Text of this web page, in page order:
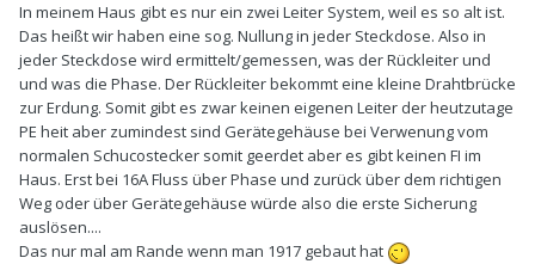
In meinem Haus gibt es nur ein zwei Leiter System, weil es so alt ist.
Das heißt wir haben eine sog. Nullung in jeder Steckdose. Also in
jeder Steckdose wird ermittelt/gemessen, was der Rückleiter und
und was die Phase. Der Rückleiter bekommt eine kleine Drahtbrücke
zur Erdung. Somit gibt es zwar keinen eigenen Leiter der heutzutage
PE heit aber zumindest sind Gerätegehäuse bei Verwenung vom
normalen Schucostecker somit geerdet aber es gibt keinen FI im
Haus. Erst bei 16A Fluss über Phase und zurück über dem richtigen
Weg oder über Gerätegehäuse würde also die erste Sicherung
auslösen....
Das nur mal am Rande wenn man 1917 gebaut hat